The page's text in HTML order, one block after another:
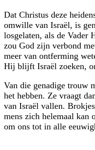
Dat Christus deze
omwille van Israël, is
losgelaten, als de Vader
zou God zijn verbond
meer van ontferming
Hij blijft Israël zoeken,
Van die genadige trouw
het hebben. Ze vraagt
van Israël vallen.
mens zich helemaal kan
om ons tot in alle